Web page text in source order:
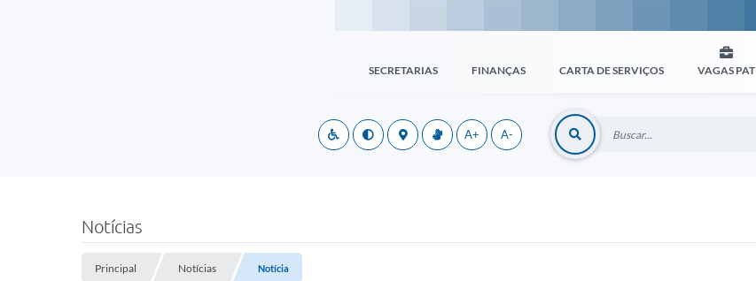
SECRETARIAS FINANÇAS CARTA DE SERVIÇOS VAGAS PAT
A+ A-
Notícias
Principal Notícias Notícia